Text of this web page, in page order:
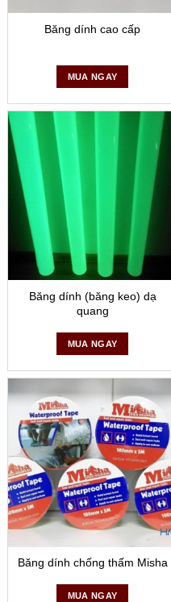
Băng dính cao cấp
MUA NGAY
Băng dính (băng keo) dạ
quang
MUA NGAY
Băng dính chống thấm Misha
MUA NGAY